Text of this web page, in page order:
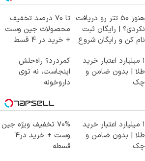
هنوز 50 تتر رو دریافت
نکردی؟ | رایگان ثبت
نام کن و رایگان شروع
تا 70 درصد تخفیف
محصولات جین وست
+ خرید در 4 قسط
۱ میلیارد اعتبار خرید
طلا | بدون ضامن و
چک
کمردرد؟ راه‌حلش
اینجاست، نه توی
داروخونه
۱ میلیارد اعتبار خرید
طلا | بدون ضامن و
چک
70% تخفیف ویژه جین
وست + خرید در4
قسطه